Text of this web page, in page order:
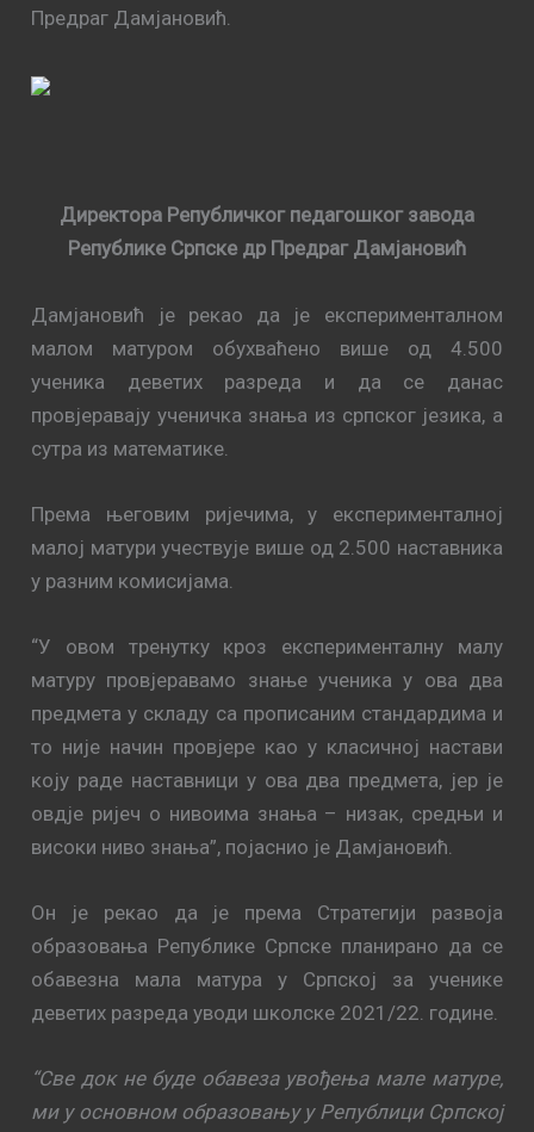
Предраг Дамјановић.
Директора Републичког педагошког завода
Републике Српске др Предраг Дамјановић
Дамјановић је рекао да је експерименталном
малом матуром обухваћено више од 4.500
ученика деветих разреда и да се данас
провјеравају ученичка знања из српског језика, а
сутра из математике.
Према његовим ријечима, у експерименталној
малој матури учествује више од 2.500 наставника
у разним комисијама.
“У овом тренутку кроз експерименталну малу
матуру провјеравамо знање ученика у ова два
предмета у складу са прописаним стандардима и
то није начин провјере као у класичној настави
коју раде наставници у ова два предмета, јер је
овдје ријеч о нивоима знања – низак, средњи и
високи ниво знања”, појаснио је Дамјановић.
Он је рекао да је према Стратегији развоја
образовања Републике Српске планирано да се
обавезна мала матура у Српској за ученике
деветих разреда уводи школске 2021/22. године.
“Све док не буде обавеза увођења мале матуре,
ми у основном образовању у Републици Српској